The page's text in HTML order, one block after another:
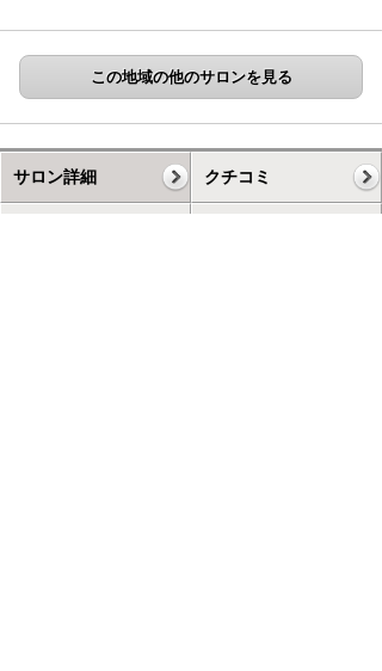
この地域の他のサロンを見る
サロン詳細 クチコミ